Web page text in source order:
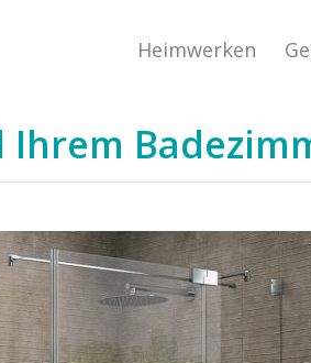
Heimwerken